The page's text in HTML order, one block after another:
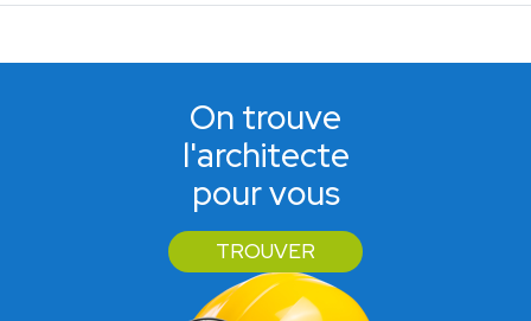
On trouve
l'architecte
pour vous
TROUVER